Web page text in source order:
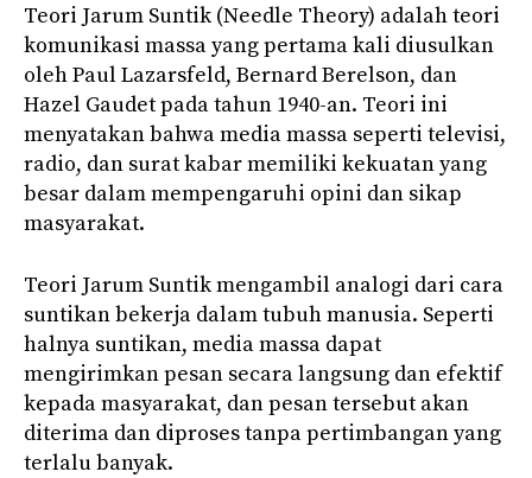
Teori Jarum Suntik (Needle Theory) adalah teori
komunikasi massa yang pertama kali diusulkan
oleh Paul Lazarsfeld, Bernard Berelson, dan
Hazel Gaudet pada tahun 1940-an. Teori ini
menyatakan bahwa media massa seperti televisi,
radio, dan surat kabar memiliki kekuatan yang
besar dalam mempengaruhi opini dan sikap
masyarakat.
Teori Jarum Suntik mengambil analogi dari cara
suntikan bekerja dalam tubuh manusia. Seperti
halnya suntikan, media massa dapat
mengirimkan pesan secara langsung dan efektif
kepada masyarakat, dan pesan tersebut akan
diterima dan diproses tanpa pertimbangan yang
terlalu banyak.